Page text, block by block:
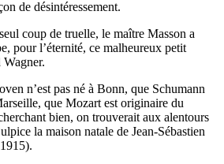
de désintéressement.
coup de truelle, le maître Masson a
pour l’éternité, ce malheureux petit
n’est pas né à Bonn, que Schumann
que Mozart est originaire du
bien, on trouverait aux alentours
la maison natale de Jean-Sébastien